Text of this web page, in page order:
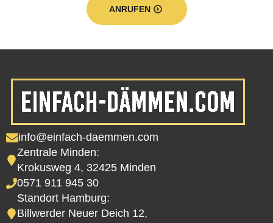
ANRUFEN
info@einfach-daemmen.com
Zentrale Minden:
Krokusweg 4, 32425 Minden
0571 911 945 30
Standort Hamburg:
Billwerder Neuer Deich 12,